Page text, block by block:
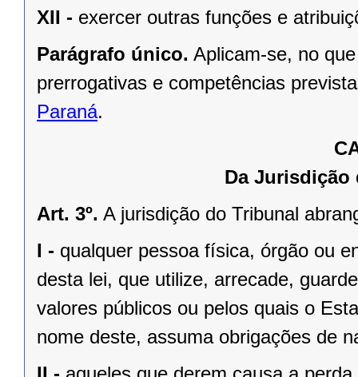
XII - exercer outras funções e
Parágrafo único. Aplicam-se, no
prerrogativas e competências
Paraná.
Da Jurisdição
Art. 3º. A jurisdição do Tribunal
I - qualquer pessoa física, órgão ou
desta lei, que utilize, arrecade,
valores públicos ou pelos quais o
nome deste, assuma obrigações de